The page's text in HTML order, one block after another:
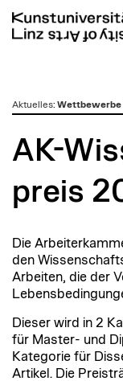
zumAktuelles: Wettbewerbe
AK-
preis
Die
den
Arbeiten, die der
Dieser wird in 2
für Master- und
Kategorie für
Artikel. Die